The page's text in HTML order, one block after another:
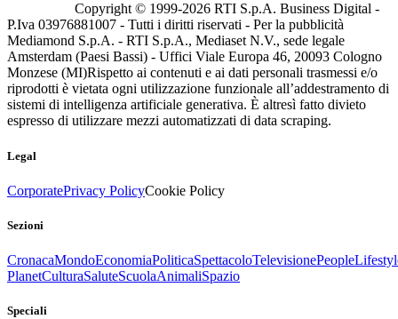
Copyright © 1999-2026 RTI S.p.A. Business Digital -
P.Iva 03976881007 - Tutti i diritti riservati - Per la pubblicità
Mediamond S.p.A. - RTI S.p.A., Mediaset N.V., sede legale
Amsterdam (Paesi Bassi) - Uffici Viale Europa 46, 20093 Cologno
Monzese (MI)Rispetto ai contenuti e ai dati personali trasmessi e/o
riprodotti è vietata ogni utilizzazione funzionale all’addestramento di
sistemi di intelligenza artificiale generativa. È altresì fatto divieto
espresso di utilizzare mezzi automatizzati di data scraping.
Legal
CorporatePrivacy PolicyCookie Policy
Sezioni
CronacaMondoEconomiaPoliticaSpettacoloTelevisionePeople
PlanetCulturaSaluteScuolaAnimaliSpazio
Speciali